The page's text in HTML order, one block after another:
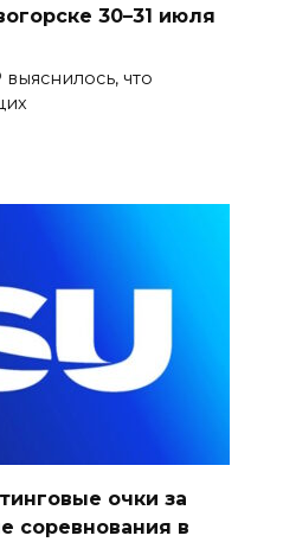
30–31 июля
что
очки за
соревнования в